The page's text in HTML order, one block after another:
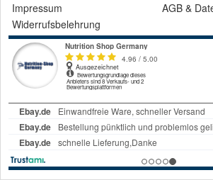
Impressum
AGB &
Widerrufsbelehrung